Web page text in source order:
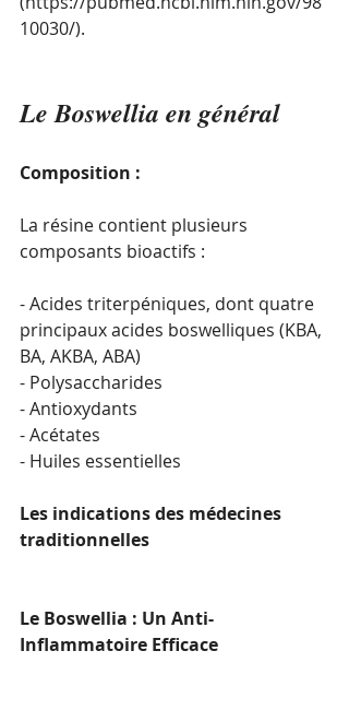
10030/).
Le Boswellia en général
Composition :
La résine contient plusieurs
composants bioactifs :
- Acides triterpéniques, dont quatre
principaux acides boswelliques (KBA,
BA, AKBA, ABA)
- Polysaccharides
- Antioxydants
- Acétates
- Huiles essentielles
Les indications des médecines
traditionnelles
Le Boswellia : Un Anti-
Inflammatoire Efficace